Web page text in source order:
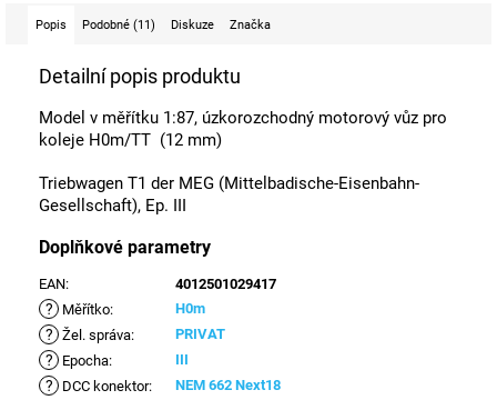
Popis Podobné (11) Diskuze Značka
Detailní popis produktu
Model v měřítku 1:87, úzkorozchodný motorový vůz pro
koleje H0m/TT (12 mm)
Triebwagen T1 der MEG (Mittelbadische-Eisenbahn-
Gesellschaft), Ep. III
Doplňkové parametry
EAN: 4012501029417
? Měřítko: H0m
? Žel. správa: PRIVAT
? Epocha: III
? DCC konektor: NEM 662 Next18